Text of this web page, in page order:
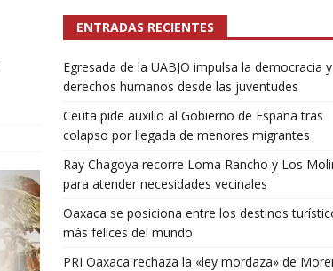
ENTRADAS RECIENTES
Egresada de la UABJO impulsa la democracia
derechos humanos desde las juventudes
Ceuta pide auxilio al Gobierno de España tras
colapso por llegada de menores migrantes
Ray Chagoya recorre Loma Rancho y Los
para atender necesidades vecinales
Oaxaca se posiciona entre los destinos
más felices del mundo
PRI Oaxaca rechaza la «ley mordaza» de